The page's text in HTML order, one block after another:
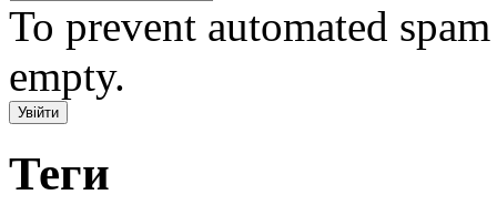
To prevent automated
empty.
Теги